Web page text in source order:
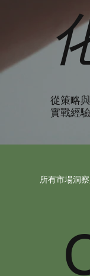
從策略
實戰經
所有市場洞